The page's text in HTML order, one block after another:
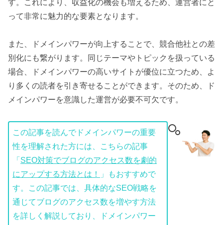
す。これにより、収益化の機会も増えるため、運営者にと
って非常に魅力的な要素となります。
また、ドメインパワーが向上することで、競合他社との差
別化にも繋がります。同じテーマやトピックを扱っている
場合、ドメインパワーの高いサイトが優位に立つため、よ
り多くの読者を引き寄せることができます。そのため、ド
メインパワーを意識した運営が必要不可欠です。
この記事を読んでドメインパワーの重要
性を理解された方には、こちらの記事
「 SEO対策でブログのアクセス数を劇的
にアップする方法とは！
」もおすすめで
す。この記事では、具体的なSEO戦略を
通じてブログのアクセス数を増やす方法
を詳しく解説しており、ドメインパワー